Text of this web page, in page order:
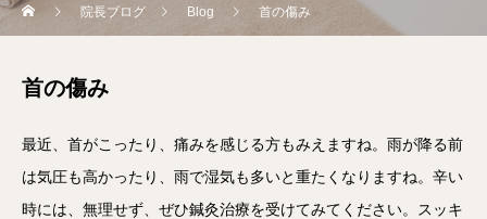
院長ブログ Blog 首の傷み
首の傷み
最近、首がこったり、痛みを感じる方もみえますね。雨が降る前
は気圧も高かったり、雨で湿気も多いと重たくなりますね。辛い
時には、無理せず、ぜひ鍼灸治療を受けてみてください。スッキ